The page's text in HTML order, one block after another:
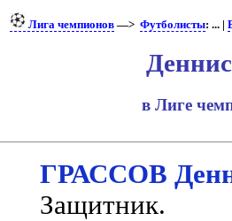
Лига чемпионов —>Футболисты: ... |
в Лиге
ГРАССОВ
Защитник.